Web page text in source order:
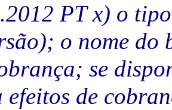
PT x) o
o nome
se
efeitos de